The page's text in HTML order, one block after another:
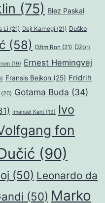
(75) Blez Paskal
Li (21) Dejl Karnegi (21) Duško
(58) Džim Ron (21) Džon
(19) Ernest Hemingvej
Fransis Bejkon (25) Fridrih
(20) Gotama Buda (34)
Imanuel Kant (19)
Ivo
fon
(90)
(50) Leonardo da
(50) Marko